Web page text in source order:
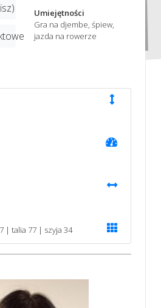
Umiejętności
Gra na djembe, śpiew,
jazda na rowerze
| talia 77 | szyja 34